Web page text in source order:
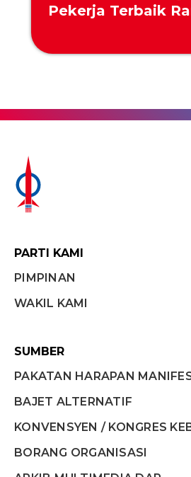
Pekerja Terbaik
PARTI KAMI
PIMPINAN
WAKIL KAMI
SUMBER
PAKATAN HARAPAN
BAJET ALTERNATIF
KONVENSYEN / KONGRES
BORANG ORGANISASI